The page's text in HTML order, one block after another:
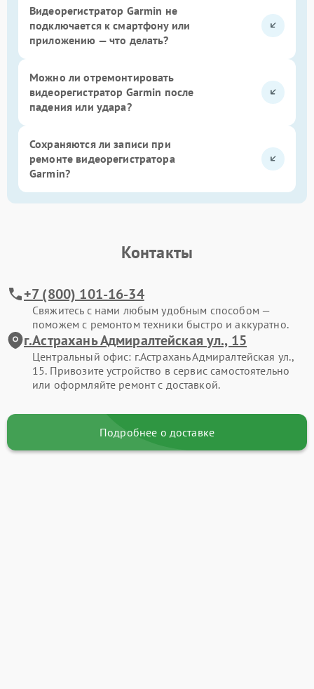
Видеорегистратор Garmin не
подключается к смартфону или
приложению — что делать?
Можно ли отремонтировать
видеорегистратор Garmin после
падения или удара?
Сохраняются ли записи при
ремонте видеорегистратора
Garmin?
Контакты
+7 (800) 101-16-34
Свяжитесь с нами любым удобным способом —
поможем с ремонтом техники быстро и аккуратно.
г.Астрахань Адмиралтейская ул., 15
Центральный офис: г.Астрахань Адмиралтейская ул.,
15. Привозите устройство в сервис самостоятельно
или оформляйте ремонт с доставкой.
Подробнее о доставке